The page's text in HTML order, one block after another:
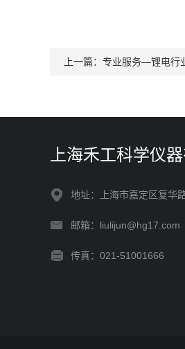
上一篇： 专业服务—锂电行
上海禾工科学仪
地址：上海市嘉定区复华
邮箱：liulijun@hg17.com
传真：021-51001666